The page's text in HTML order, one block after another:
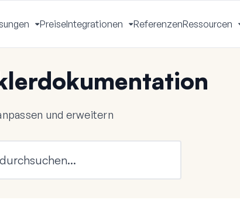
Menü
umschalten
PreiseIntegrationen
Menü
umschalten
ReferenzenRessourcen
und erweitern